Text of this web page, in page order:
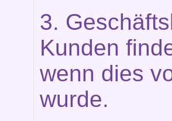
3.
Kunden
wenn dies
wurde.